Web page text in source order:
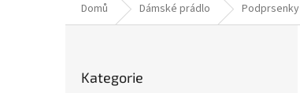
Domů
Dámské prádlo Podprsenky
kategorie
Kategorie